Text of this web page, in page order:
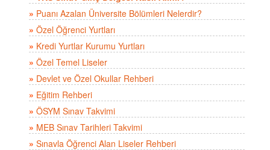
» Puanı Azalan Üniversite Bölümleri Nelerdir?
» Özel Öğrenci Yurtları
» Kredi Yurtlar Kurumu Yurtları
» Özel Temel Liseler
» Devlet ve Özel Okullar Rehberi
» Eğitim Rehberi
» ÖSYM Sınav Takvimi
» MEB Sınav Tarihleri Takvimi
» Sınavla Öğrenci Alan Liseler Rehberi